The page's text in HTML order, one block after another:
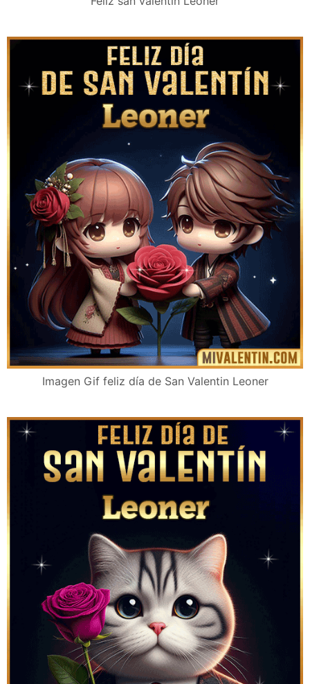
Imagen Gif feliz día de San Valentin Leoner